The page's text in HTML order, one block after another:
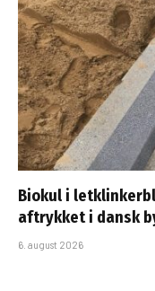
Biokul i
aftrykket i dansk
6. august 2026